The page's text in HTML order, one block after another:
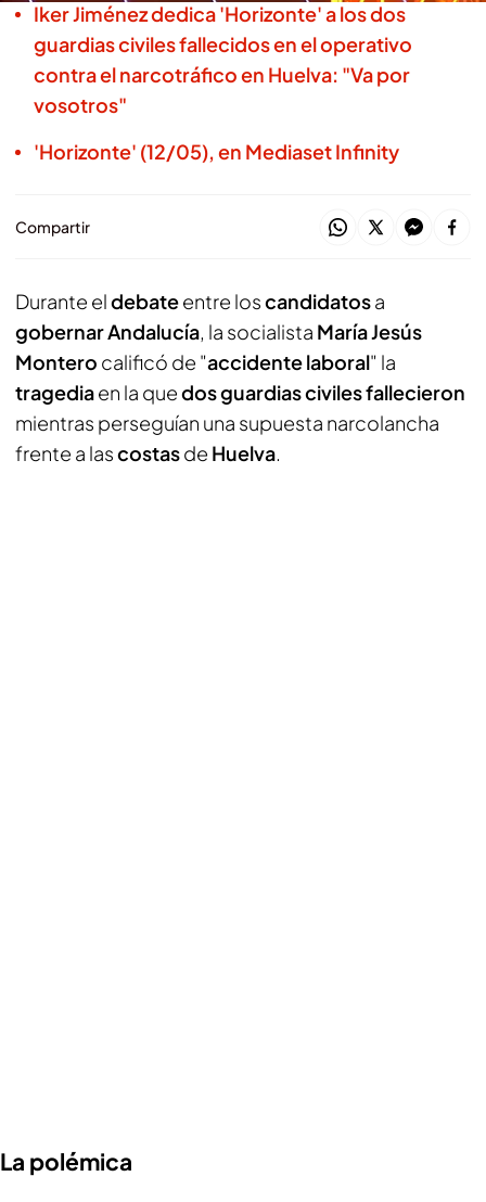
Iker Jiménez dedica 'Horizonte' a los dos
guardias civiles fallecidos en el operativo
contra el narcotráfico en Huelva: "Va por
vosotros"
'Horizonte' (12/05), en Mediaset Infinity
Compartir
Durante eldebateentre loscandidatosa
gobernar Andalucía, la socialista María Jesús
Montero calificó de "accidente laboral" la
tragediaen la quedos guardias civiles fallecieron
mientras perseguían una supuesta narcolancha
frente a lascostasde Huelva.
La polémica